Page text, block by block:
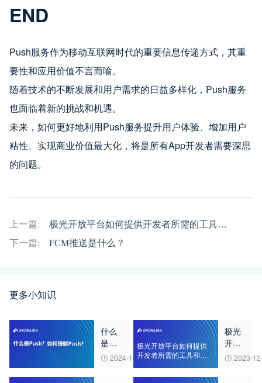
END
Push服务作为移动互联网时代的重要信息传递方式，其重
要性和应用价值不言而喻。
随着技术的不断发展和用户需求的日益多样化，Push服务
也面临着新的挑战和机遇。
未来，如何更好地利用Push服务提升用户体验、增加用户
粘性、实现商业价值最大化，将是所有App开发者需要深思
的问题。
上一篇:
极光开放平台如何提供开发者所需的工具和资源
下一篇:
FCM推送是什么？
更多小知识
什么
是
Push？
2024-10-07
极光开放平台如何提供
开发者所需的工具和资
极光
开放
平台2023-